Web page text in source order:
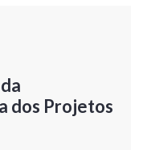
dos Projetos